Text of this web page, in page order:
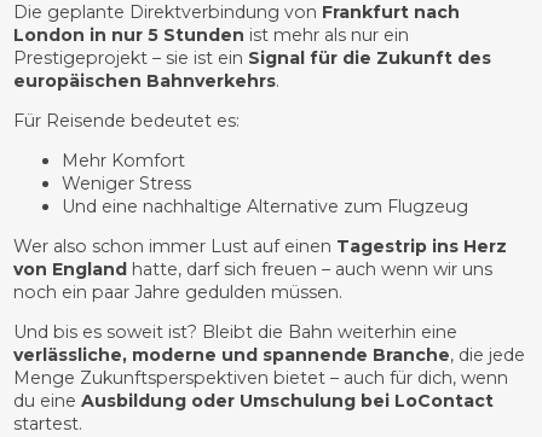
Die geplante Direktverbindung von Frankfurt nach
London in nur 5 Stunden ist mehr als nur ein
Prestigeprojekt – sie ist ein Signal für die Zukunft des
europäischen Bahnverkehrs.
Für Reisende bedeutet es:
Mehr Komfort
Weniger Stress
Und eine nachhaltige Alternative zum Flugzeug
Wer also schon immer Lust auf einen Tagestrip ins Herz
von England hatte, darf sich freuen – auch wenn wir uns
noch ein paar Jahre gedulden müssen.
Und bis es soweit ist? Bleibt die Bahn weiterhin eine
verlässliche, moderne und spannende Branche, die jede
Menge Zukunftsperspektiven bietet – auch für dich, wenn
du eineAusbildung oder Umschulung bei LoContact
startest.